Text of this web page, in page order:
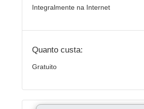
Integralmente na Internet
Quanto custa:
Gratuito